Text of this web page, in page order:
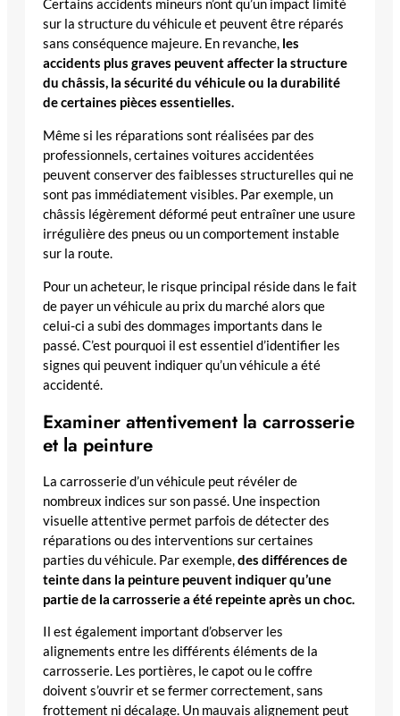
Certains accidents mineurs n’ont qu’un impact limité
sur la structure du véhicule et peuvent être réparés
sans conséquence majeure. En revanche, les
accidents plus graves peuvent affecter la structure
du châssis, la sécurité du véhicule ou la durabilité
de certaines pièces essentielles.
Même si les réparations sont réalisées par des
professionnels, certaines voitures accidentées
peuvent conserver des faiblesses structurelles qui ne
sont pas immédiatement visibles. Par exemple, un
châssis légèrement déformé peut entraîner une usure
irrégulière des pneus ou un comportement instable
sur la route.
Pour un acheteur, le risque principal réside dans le fait
de payer un véhicule au prix du marché alors que
celui-ci a subi des dommages importants dans le
passé. C’est pourquoi il est essentiel d’identifier les
signes qui peuvent indiquer qu’un véhicule a été
accidenté.
Examiner attentivement la carrosserie
et la peinture
La carrosserie d’un véhicule peut révéler de
nombreux indices sur son passé. Une inspection
visuelle attentive permet parfois de détecter des
réparations ou des interventions sur certaines
parties du véhicule. Par exemple,des différences de
teinte dans la peinture peuvent indiquer qu’une
partie de la carrosserie a été repeinte après un choc.
Il est également important d’observer les
alignements entre les différents éléments de la
carrosserie. Les portières, le capot ou le coffre
doivent s’ouvrir et se fermer correctement, sans
frottement ni décalage. Un mauvais alignement peut